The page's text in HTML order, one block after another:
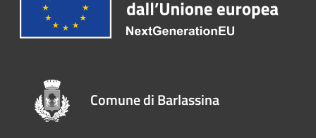
Comune di Barlassina